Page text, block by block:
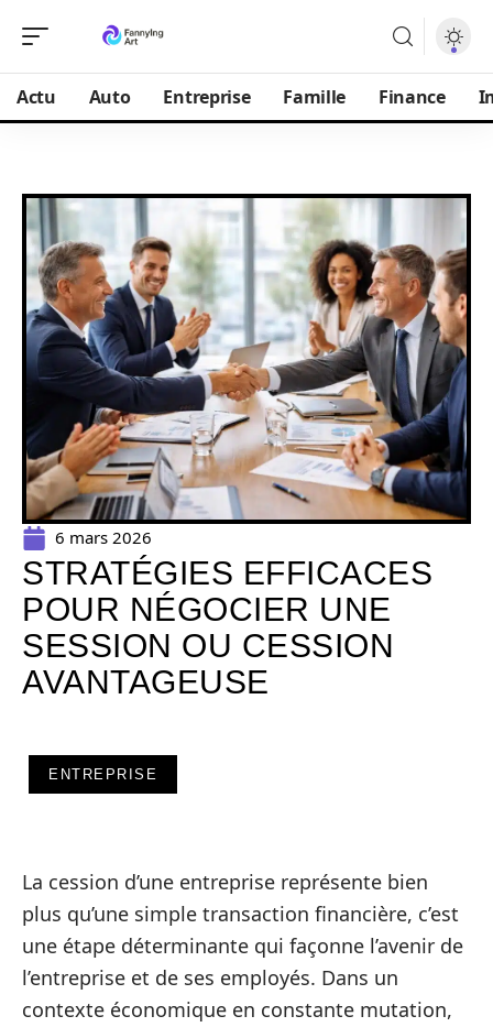
Actu Auto Entreprise Famille Finance
6 mars 2026
STRATÉGIES EFFICACES
POUR NÉGOCIER UNE
SESSION OU CESSION
AVANTAGEUSE
ENTREPRISE
La cession d’une entreprise représente bien
plus qu’une simple transaction financière, c’est
une étape déterminante qui façonne l’avenir de
l’entreprise et de ses employés. Dans un
contexte économique en constante mutation,